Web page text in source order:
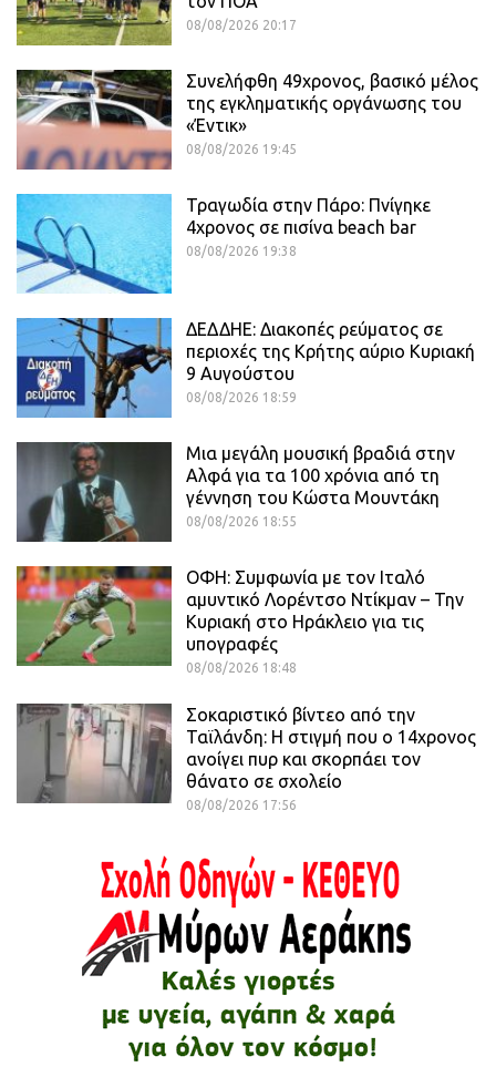
08/08/2026 20:17
Συνελήφθη 49χρονος, βασικό μέλος
της εγκληματικής οργάνωσης του
«Έντικ»
08/08/2026 19:45
Τραγωδία στην Πάρο: Πνίγηκε
4χρονος σε πισίνα beach bar
08/08/2026 19:38
ΔΕΔΔΗΕ: Διακοπές ρεύματος σε
περιοχές της Κρήτης αύριο Κυριακή
9 Αυγούστου
08/08/2026 18:59
Μια μεγάλη μουσική βραδιά στην
Αλφά για τα 100 χρόνια από τη
γέννηση του Κώστα Μουντάκη
08/08/2026 18:55
ΟΦΗ: Συμφωνία με τον Ιταλό
αμυντικό Λορέντσο Ντίκμαν – Την
Κυριακή στο Ηράκλειο για τις
υπογραφές
08/08/2026 18:48
Σοκαριστικό βίντεο από την
Ταϊλάνδη: Η στιγμή που ο 14χρονος
ανοίγει πυρ και σκορπάει τον
θάνατο σε σχολείο
08/08/2026 17:56